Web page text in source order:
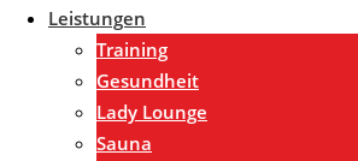
Leistungen
Training
Gesundheit
Lady Lounge
Sauna